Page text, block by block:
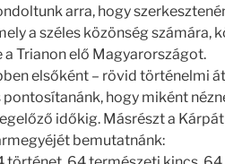
arra, hogy
a széles közönség számára,
a Trianon elő Magyarországot.
elsőként – rövid történelmi
pontosítanánk, hogy miként
időkig. Másrészt a
bemutatnánk: